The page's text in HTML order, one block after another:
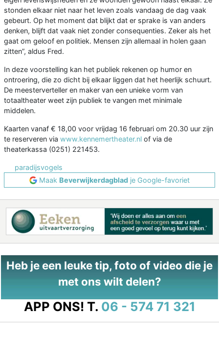
stonden elkaar niet naar het leven zoals vandaag de dag vaak
gebeurt. Op het moment dat blijkt dat er sprake is van anders
denken, blijft dat vaak niet zonder consequenties. Zeker als het
gaat om geloof en politiek. Mensen zijn allemaal in holen gaan
zitten”, aldus Fred.
In deze voorstelling kan het publiek rekenen op humor en
ontroering, die zo dicht bij elkaar liggen dat het heerlijk schuurt.
De meesterverteller en maker van een unieke vorm van
totaaltheater weet zijn publiek te vangen met minimale
middelen.
Kaarten vanaf € 18,00 voor vrijdag 16 februari om 20.30 uur zijn
te reserveren via www.kennemertheater.nl of via de
theaterkassa (0251) 221453.
paradijsvogels
Maak Beverwijkerdagblad je Google-favoriet
Heb je een leuke tip, foto of video die je
met ons wilt delen?
APP ONS! T. 06 - 574 71 321